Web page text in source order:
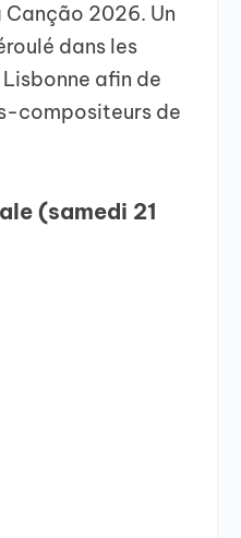
2026. Un
dans les
afin de
compositeurs de
(samedi 21